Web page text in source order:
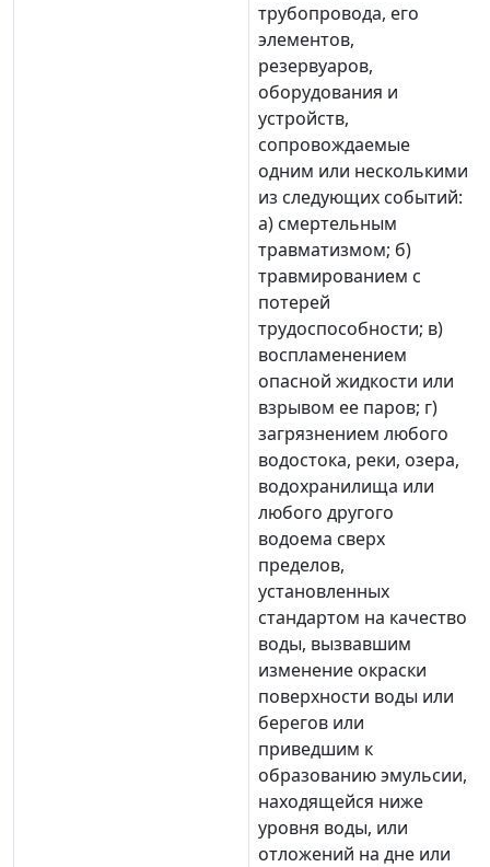
трубопровода, его
элементов,
резервуаров,
оборудования и
устройств,
сопровождаемые
одним или несколькими
из следующих событий:
а) смертельным
травматизмом; б)
травмированием с
потерей
трудоспособности; в)
воспламенением
опасной жидкости или
взрывом ее паров; г)
загрязнением любого
водостока, реки, озера,
водохранилища или
любого другого
водоема сверх
пределов,
установленных
стандартом на качество
воды, вызвавшим
изменение окраски
поверхности воды или
берегов или
приведшим к
образованию эмульсии,
находящейся ниже
уровня воды, или
отложений на дне или